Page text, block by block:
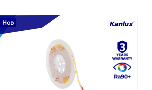
Нов